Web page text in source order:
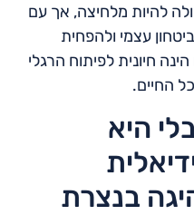
להיות מלחיצה, אך עם
עצמי ולהפחית
חיונית לפיתוח הרגלי
החיים.
היא
בנצרת